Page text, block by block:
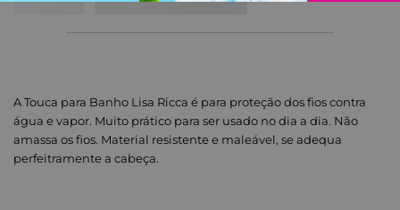
A Touca para Banho Lisa Ricca é para proteção dos fios contra
água e vapor. Muito prático para ser usado no dia a dia. Não
amassa os fios. Material resistente e maleável, se adequa
perfeitramente a cabeça.